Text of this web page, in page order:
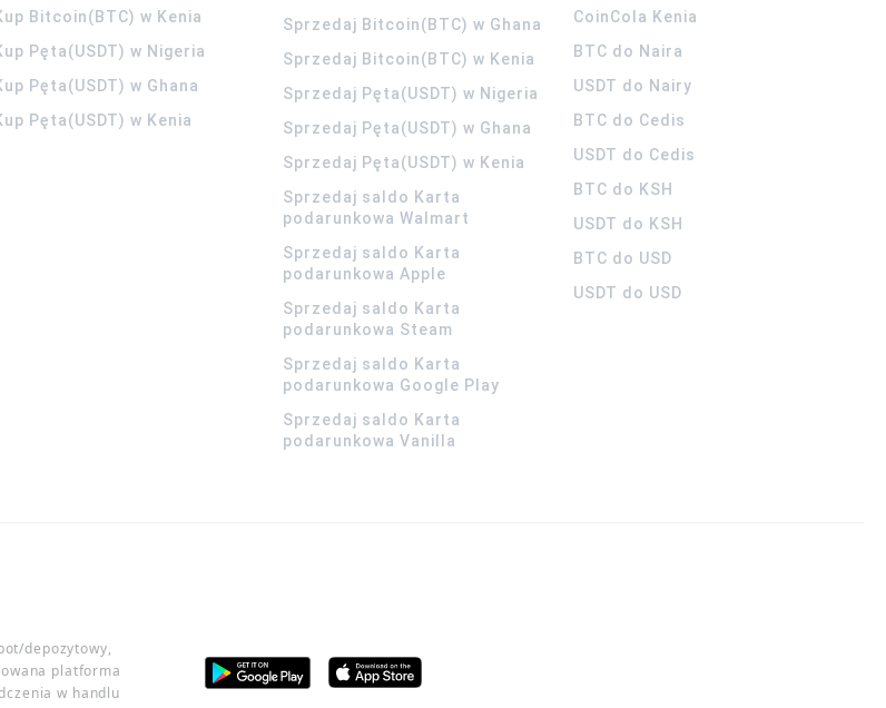
Bitcoin(BTC) w Kenia
Pęta(USDT) w Nigeria
Pęta(USDT) w Ghana
Pęta(USDT) w Kenia
Sprzedaj Bitcoin(BTC) w Ghana
Sprzedaj Bitcoin(BTC) w Kenia
Sprzedaj Pęta(USDT) w Nigeria
Sprzedaj Pęta(USDT) w Ghana
Sprzedaj Pęta(USDT) w Kenia
Sprzedaj saldo Karta
podarunkowa Walmart
Sprzedaj saldo Karta
podarunkowa Apple
Sprzedaj saldo Karta
podarunkowa Steam
Sprzedaj saldo Karta
podarunkowa Google Play
Sprzedaj saldo Karta
podarunkowa Vanilla
CoinCola Kenia
BTC do Naira
USDT do Nairy
BTC do Cedis
USDT do Cedis
BTC do KSH
USDT do KSH
BTC do USD
USDT do USD
depozytowy,
platforma
w handlu